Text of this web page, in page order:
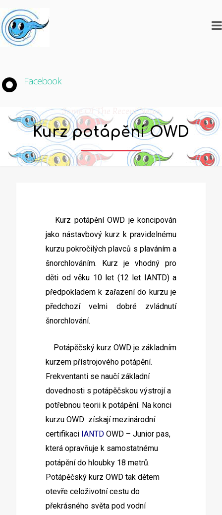
Facebook
Some Of The Recent News
Kurz potápění OWD
Kurz potápění OWD je koncipován
jako nástavbový kurz k pravidelnému
kurzu pokročilých plavců s plaváním a
šnorchlováním. Kurz je vhodný pro
děti od věku 10 let (12 let IANTD) a
předpokladem k zařazení do kurzu je
předchozí velmi dobré zvládnutí
šnorchlování.
Potápěčský kurz OWD je základním
kurzem přístrojového potápění.
Frekventanti se naučí základní
dovednosti s potápěčskou výstrojí a
potřebnou teorii k potápění. Na konci
kurzu OWD získají mezinárodní
certifikaci IANTD OWD – Junior pas,
která opravňuje k samostatnému
potápění do hloubky 18 metrů.
Potápěčský kurz OWD tak dětem
otevře celoživotní cestu do
překrásného světa pod vodní